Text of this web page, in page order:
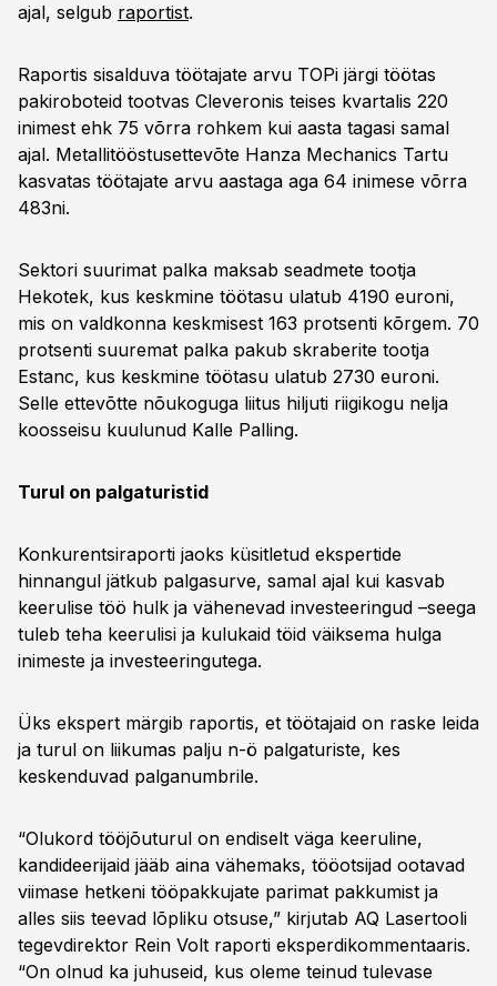
ajal, selgub raportist.
Raportis sisalduva töötajate arvu TOPi järgi töötas
pakiroboteid tootvas Cleveronis teises kvartalis 220
inimest ehk 75 võrra rohkem kui aasta tagasi samal
ajal. Metallitööstusettevõte Hanza Mechanics Tartu
kasvatas töötajate arvu aastaga aga 64 inimese võrra
483ni.
Sektori suurimat palka maksab seadmete tootja
Hekotek, kus keskmine töötasu ulatub 4190 euroni,
mis on valdkonna keskmisest 163 protsenti kõrgem. 70
protsenti suuremat palka pakub skraberite tootja
Estanc, kus keskmine töötasu ulatub 2730 euroni.
Selle ettevõtte nõukoguga liitus hiljuti riigikogu nelja
koosseisu kuulunud Kalle Palling.
Turul on palgaturistid
Konkurentsiraporti jaoks küsitletud ekspertide
hinnangul jätkub palgasurve, samal ajal kui kasvab
keerulise töö hulk ja vähenevad investeeringud –seega
tuleb teha keerulisi ja kulukaid töid väiksema hulga
inimeste ja investeeringutega.
Üks ekspert märgib raportis, et töötajaid on raske leida
ja turul on liikumas palju n-ö palgaturiste, kes
keskenduvad palganumbrile.
“Olukord tööjõuturul on endiselt väga keeruline,
kandideerijaid jääb aina vähemaks, tööotsijad ootavad
viimase hetkeni tööpakkujate parimat pakkumist ja
alles siis teevad lõpliku otsuse,” kirjutab AQ Lasertooli
tegevdirektor Rein Volt raporti eksperdikommentaaris.
“On olnud ka juhuseid, kus oleme teinud tulevase